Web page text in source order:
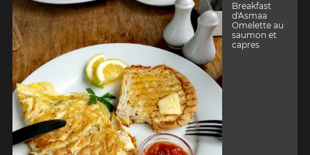
Breakfast
d'Asmaa
Omelette au
saumon et
capres